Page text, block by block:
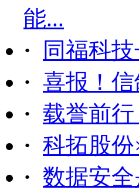
能...
·
同福科
· 喜报！
· 载誉前
· 科拓股
· 数据安